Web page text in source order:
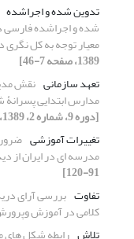
تدوین شده و اجراشده
شده و اجراشده فارسی
معیار توجه به کل نگری
1389، صفحه 7-46]
تعهد سازمانی نقش
مدارس ابتدایی
[دوره 9، شماره 2، 1389، صفحه 89-126]
تغییرات آموزشی
مدرسه ای در ایران از
91-120]
تفاوت بررسی آرای
کلامی در آموزش
تلاش رابطه شکل های